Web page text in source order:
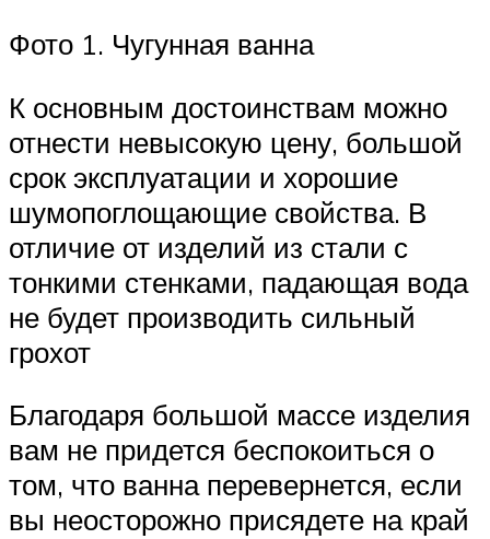
Фото 1. Чугунная ванна
К основным достоинствам можно
отнести невысокую цену, большой
срок эксплуатации и хорошие
шумопоглощающие свойства. В
отличие от изделий из стали с
тонкими стенками, падающая вода
не будет производить сильный
грохот
Благодаря большой массе изделия
вам не придется беспокоиться о
том, что ванна перевернется, если
вы неосторожно присядете на край